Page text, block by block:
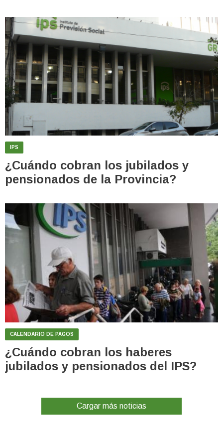
IPS
¿Cuándo cobran los jubilados y
pensionados de la Provincia?
CALENDARIO DE PAGOS
¿Cuándo cobran los haberes
jubilados y pensionados del IPS?
Cargar más noticias